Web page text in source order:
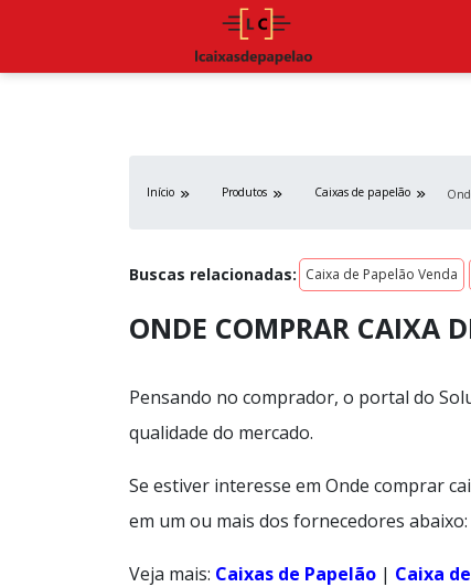
Início Produtos Caixas de papelão
Buscas relacionadas: Caixa de Papelão Venda
ONDE COMPRAR CAIXA
Pensando no comprador, o portal do
qualidade do mercado.
Se estiver interesse em Onde comprar
em um ou mais dos fornecedores abaixo:
Veja mais: Caixas de Papelão | Caixa